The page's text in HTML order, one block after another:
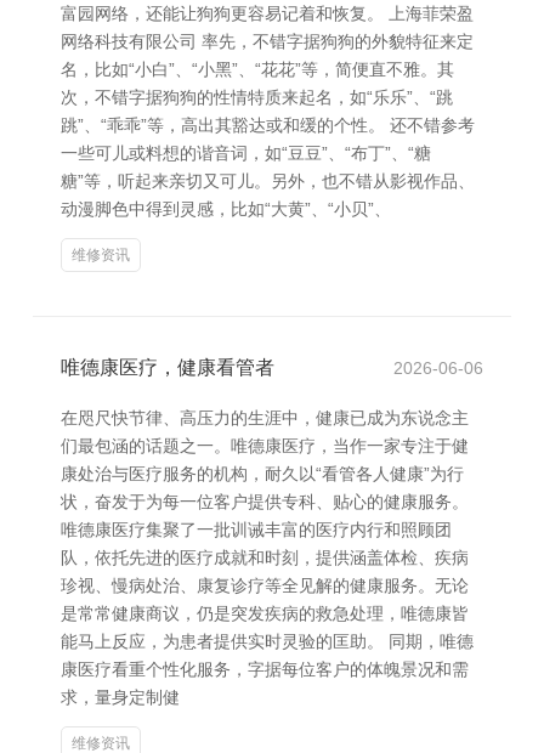
富园网络，还能让狗狗更容易记着和恢复。 上海菲荣盈
网络科技有限公司 率先，不错字据狗狗的外貌特征来定
名，比如“小白”、“小黑”、“花花”等，简便直不雅。其
次，不错字据狗狗的性情特质来起名，如“乐乐”、“跳
跳”、“乖乖”等，高出其豁达或和缓的个性。 还不错参考
一些可儿或料想的谐音词，如“豆豆”、“布丁”、“糖
糖”等，听起来亲切又可儿。另外，也不错从影视作品、
动漫脚色中得到灵感，比如“大黄”、“小贝”、
维修资讯
唯德康医疗，健康看管者 2026-06-06
在咫尺快节律、高压力的生涯中，健康已成为东说念主
们最包涵的话题之一。唯德康医疗，当作一家专注于健
康处治与医疗服务的机构，耐久以“看管各人健康”为行
状，奋发于为每一位客户提供专科、贴心的健康服务。
唯德康医疗集聚了一批训诫丰富的医疗内行和照顾团
队，依托先进的医疗成就和时刻，提供涵盖体检、疾病
珍视、慢病处治、康复诊疗等全见解的健康服务。无论
是常常健康商议，仍是突发疾病的救急处理，唯德康皆
能马上反应，为患者提供实时灵验的匡助。 同期，唯德
康医疗看重个性化服务，字据每位客户的体魄景况和需
求，量身定制健
维修资讯